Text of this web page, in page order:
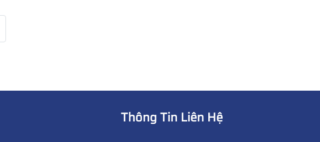
Thông Tin Liên Hệ